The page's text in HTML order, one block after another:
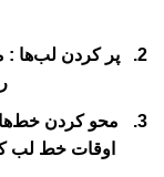
پر کردن لب‌ها :
محو کردن خط‌ها
اوقات خط لب